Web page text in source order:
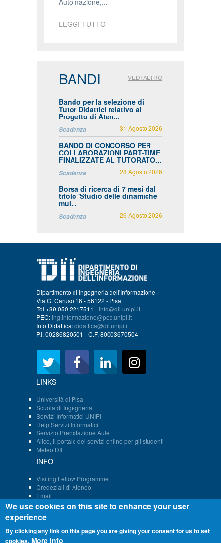
LEGGI TUTTO
BANDI VEDI ALTRO
Bando per la selezione di
Tutor Didattici relativo al
Progetto di Aten...
Scadenza 31 Agosto 2026
BANDO DI CONCORSO PER
COLLABORAZIONI PART-TIME
FINALIZZATE AL TUTORATO...
Scadenza 28 Agosto 2026
Borsa di ricerca di 7 mesi dal
titolo 'Studio delle dinamiche
mul...
Scadenza 26 Agosto 2026
Dipartimento di Ingegneria dell'Informazione
Via G. Caruso 16 - 56122 - Pisa
Tel +39 050 2217511 -info@dii.unipi.it
PEC:ing.informazione@pec.unipi.it
Info Didattica:didattica@dii.unipi.it
P.I. 00286820501 - C.F. 80003670504
LINKS
Università di Pisa
Scuola di Ingegneria
Servizi Informatici UNIPI
Help Servizi Informatici
Servizio Prenotazione Aule
Alice, il portale dei servizi online per gli studenti
Meteo DII
INFO
Visiting Fellow Programme
Credeziali di Ateneo
Email
Persone - Struttura DII
Immatricolazione
We use cookies on this site to enhance your user
experience
By clicking any link on this page you are giving your consent for us to set
cookies. More info